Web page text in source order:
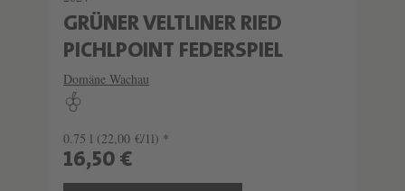
GRÜNER VELTLINER RIED
PICHLPOINT FEDERSPIEL
Domäne Wachau
0.75 l (22,00 €/1l) *
16,50 €